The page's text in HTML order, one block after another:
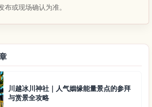
布或现场确认为准。
川越冰川神社｜人气姻缘能量景点的参拜
与赏景全攻略